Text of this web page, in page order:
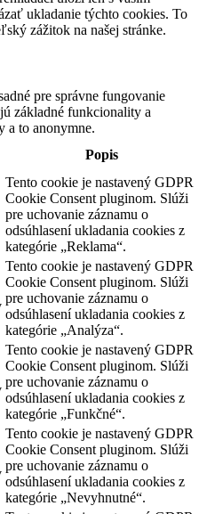
ukladanie týchto cookies. To
zážitok na našej stránke.
pre správne fungovanie
základné funkcionality a
a to anonymne.
Popis
Tento cookie je nastavený GDPR
Cookie Consent pluginom. Slúži
pre uchovanie záznamu o
odsúhlasení ukladania cookies z
kategórie „Reklama“.
Tento cookie je nastavený GDPR
Cookie Consent pluginom. Slúži
pre uchovanie záznamu o
odsúhlasení ukladania cookies z
kategórie „Analýza“.
Tento cookie je nastavený GDPR
Cookie Consent pluginom. Slúži
pre uchovanie záznamu o
odsúhlasení ukladania cookies z
kategórie „Funkčné“.
Tento cookie je nastavený GDPR
Cookie Consent pluginom. Slúži
pre uchovanie záznamu o
odsúhlasení ukladania cookies z
kategórie „Nevyhnutné“.